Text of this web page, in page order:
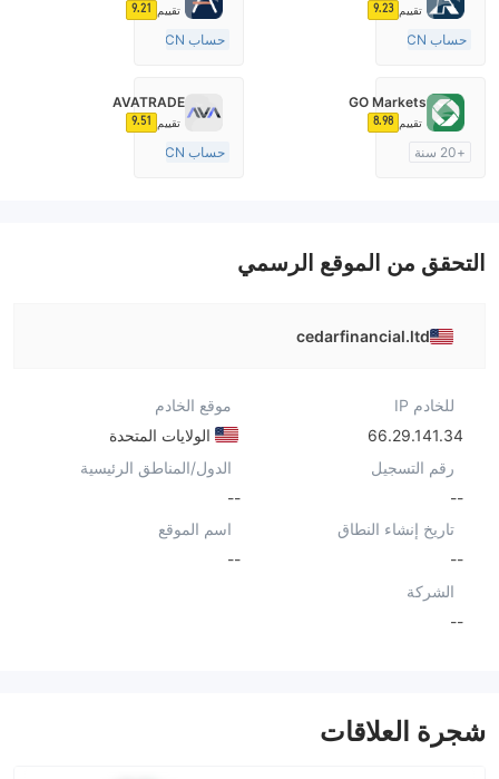
تقييم 9.23
حساب ECN
صناعة السوق (MM)
تقييم 9.21
حساب ECN
صناعة السوق (MM)
GO Markets
تقييم 8.98
+20 سنة
AVATRADE
تقييم 9.51
حساب ECN
التحقق من الموقع الرسمي
cedarfinancial.ltd
للخادم IP
66.29.141.34
موقع الخادم
الولايات المتحدة
رقم التسجيل
--
الدول/المناطق الرئيسية
--
تاريخ إنشاء النطاق
--
اسم الموقع
--
الشركة
--
شجرة العلاقات